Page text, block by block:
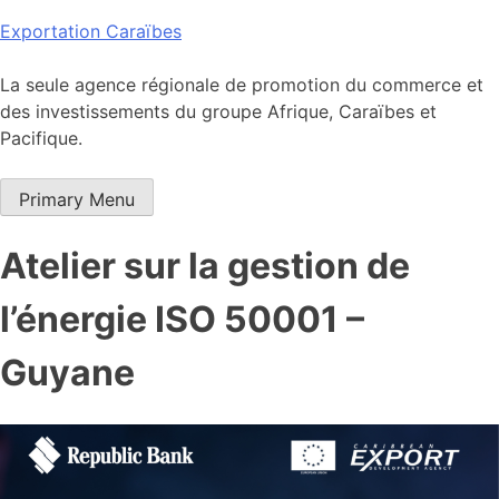
Skip
content
Exportation Caraïbes
La seule agence régionale de promotion du commerce et
des investissements du groupe Afrique, Caraïbes et
Pacifique.
Primary Menu
Atelier sur la gestion de
l’énergie ISO 50001 –
Guyane